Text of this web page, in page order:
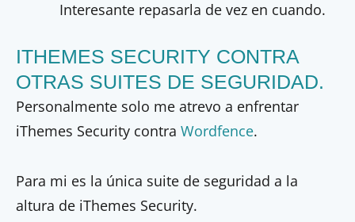
Interesante repasarla de vez en cuando.
ITHEMES SECURITY CONTRA
OTRAS SUITES DE SEGURIDAD.
Personalmente solo me atrevo a enfrentar
iThemes Security contra Wordfence.
Para mi es la única suite de seguridad a la
altura de iThemes Security.